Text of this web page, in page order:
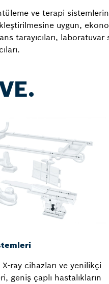
ve terapi
uygun,
tarayıcıları,
ray cihazları ve yenilikçi
geniş çaplı hastalıkların